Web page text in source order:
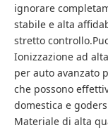
ignorare
stabile e alta
stretto
Ionizzazione ad
per auto avanzato
che possono
domestica e
Materiale di alta